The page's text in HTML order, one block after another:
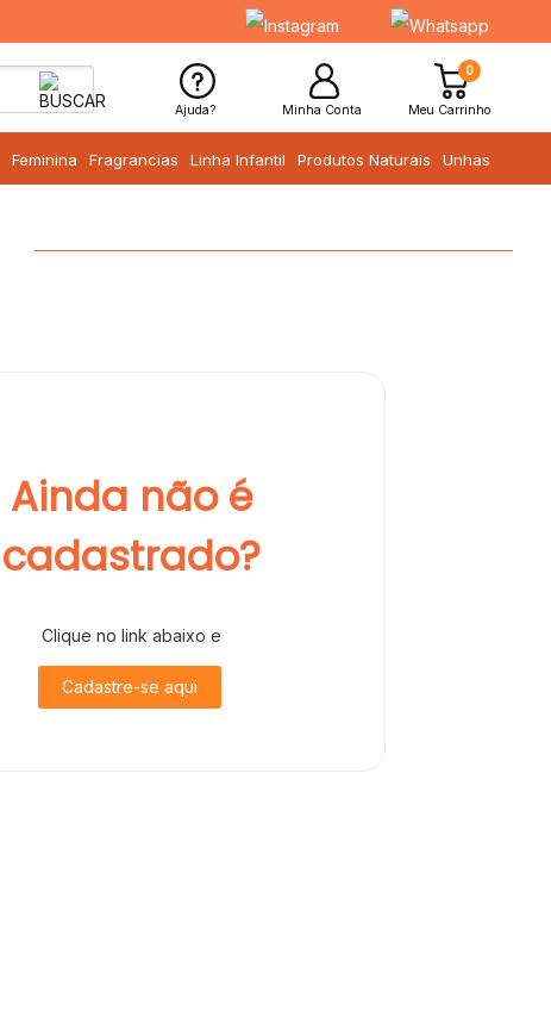
Ajuda? Minha Conta
0
Meu Carrinho
Feminina Fragrancias Linha Infantil Produtos Naturais Unhas
Ainda não é
cadastrado?
Clique no link abaixo e
Cadastre-se aqui